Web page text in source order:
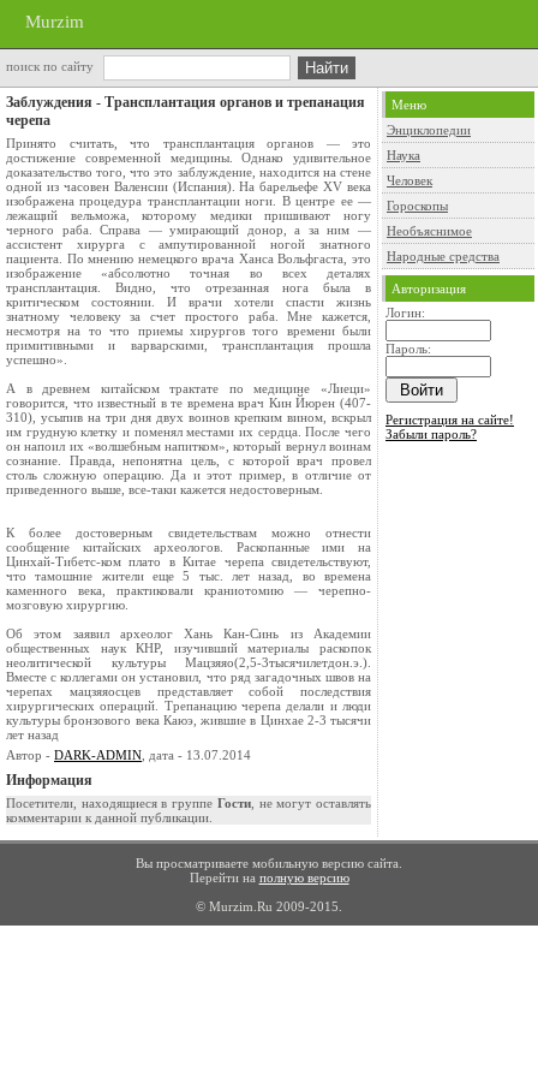
Murzim
поиск по сайту
Заблуждения - Трансплантация органов и трепанация
черепа
Принято считать, что трансплантация органов — это
достижение современной медицины. Однако удивительное
доказательство того, что это заблуждение, находится на стене
одной из часовен Валенсии (Испания). На барельефе XV века
изображена процедура трансплантации ноги. В центре ее —
лежащий вельможа, которому медики пришивают ногу
черного раба. Справа — умирающий донор, а за ним —
ассистент хирурга с ампутированной ногой знатного
пациента. По мнению немецкого врача Ханса Вольфгаста, это
изображение «абсолютно точная во всех деталях
трансплантация. Видно, что отрезанная нога была в
критическом состоянии. И врачи хотели спасти жизнь
знатному человеку за счет простого раба. Мне кажется,
несмотря на то что приемы хирургов того времени были
примитивными и варварскими, трансплантация прошла
успешно».
А в древнем китайском трактате по медицине «Лиеци»
говорится, что известный в те времена врач Кин Йюрен (407-
310), усыпив на три дня двух воинов крепким вином, вскрыл
им грудную клетку и поменял местами их сердца. После чего
он напоил их «волшебным напитком», который вернул воинам
сознание. Правда, непонятна цель, с которой врач провел
столь сложную операцию. Да и этот пример, в отличие от
приведенного выше, все-таки кажется недостоверным.
К более достоверным свидетельствам можно отнести
сообщение китайских археологов. Раскопанные ими на
Цинхай-Тибетс-ком плато в Китае черепа свидетельствуют,
что тамошние жители еще 5 тыс. лет назад, во времена
каменного века, практиковали краниотомию — черепно-
мозговую хирургию.
Об этом заявил археолог Хань Кан-Синь из Академии
общественных наук КНР, изучивший материалы раскопок
неолитической культуры Мацзяяо(2,5-3тысячилетдон.э.).
Вместе с коллегами он установил, что ряд загадочных швов на
черепах мацзяяосцев представляет собой последствия
хирургических операций. Трепанацию черепа делали и люди
культуры бронзового века Каюэ, жившие в Цинхае 2-3 тысячи
лет назад
Автор - DARK-ADMIN , дата - 13.07.2014
Информация
Посетители, находящиеся в группе Гости, не могут оставлять
комментарии к данной публикации.
Меню
Энциклопедии
Наука
Человек
Гороскопы
Необъяснимое
Народные средства
Авторизация
Логин:
Пароль:
Регистрация на сайте!
Забыли пароль?
Вы просматриваете мобильную версию сайта.
Перейти на полную версию
© Murzim.Ru 2009-2015.